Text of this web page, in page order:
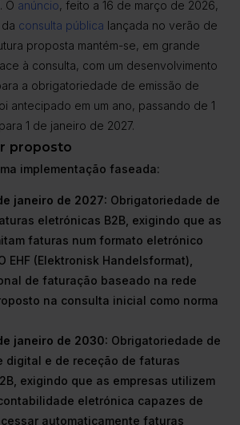
O anúncio, feito a 16 de março de 2026,
consulta pública lançada no verão de
proposta mantém-se, em grande
à consulta, com um desenvolvimento
a obrigatoriedade de emissão de
antecipado em um ano, passando de 1
1 de janeiro de 2027.
proposto
implementação faseada:
janeiro de 2027: Obrigatoriedade de
eletrónicas B2B, exigindo que as
faturas num formato eletrónico
EHF (Elektronisk Handelsformat),
de faturação baseado na rede
na consulta inicial como norma
janeiro de 2030: Obrigatoriedade de
digital e de receção de faturas
exigindo que as empresas utilizem
eletrónica capazes de
automaticamente faturas